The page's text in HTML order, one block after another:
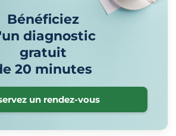
Bénéficiez
diagnostic
gratuit
20 minutes
un rendez-vous